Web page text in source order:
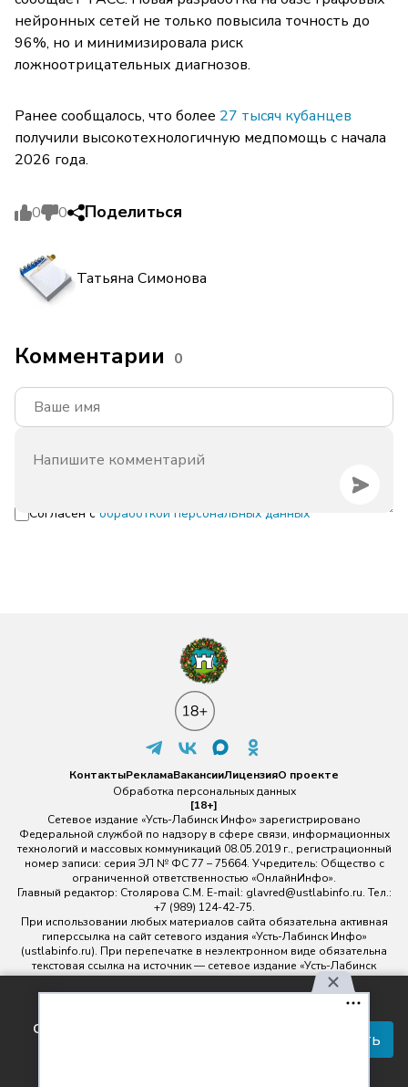
нейронных сетей не только повысила точность до
96%, но и минимизировала риск
ложноотрицательных диагнозов.
Ранее сообщалось, что более 27 тысяч кубанцев
получили высокотехнологичную медпомощь с начала
2026 года.
0 0 Поделиться
Татьяна Симонова
Комментарии 0
Согласен с обработкой персональных данных
соглашаетесь с правилами
Принять
КонтактыРекламаВакансииЛицензияО проекте
Обработка персональных данных
[18+]
Сетевое издание «Усть-Лабинск Инфо» зарегистрировано
Федеральной службой по надзору в сфере связи, информационных
технологий и массовых коммуникаций 08.05.2019 г., регистрационный
номер записи: серия ЭЛ № ФС 77 – 75664. Учредитель: Общество с
ограниченной ответственностью «ОнлайнИнфо».
Главный редактор: Столярова С.М. E-mail: glavred@ustlabinfo.ru. Тел.:
+7 (989) 124-42-75.
При использовании любых материалов сайта обязательна активная
гиперссылка на сайт сетевого издания «Усть-Лабинск Инфо»
(ustlabinfo.ru). При перепечатке в неэлектронном виде обязательна
текстовая ссылка на источник — сетевое издание «Усть-Лабинск
инфо».
Использование фото- и видеоматериалов без письменного
разрешения редакции сетевого издания «Усть-Лабинск Инфо» не